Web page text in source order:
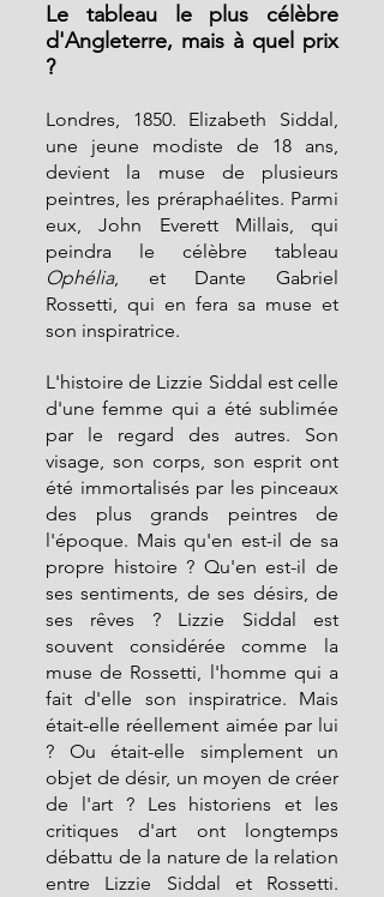
Le tableau le plus célèbre
d'Angleterre, mais à quel prix
?
Londres, 1850. Elizabeth Siddal,
une jeune modiste de 18 ans,
devient la muse de plusieurs
peintres, les préraphaélites. Parmi
eux, John Everett Millais, qui
Ophélia, et Dante Gabriel
Rossetti, qui en fera sa muse et
son inspiratrice.
L'histoire de Lizzie Siddal est celle
d'une femme qui a été sublimée
par le regard des autres. Son
visage, son corps, son esprit ont
été immortalisés par les pinceaux
des plus grands peintres de
l'époque. Mais qu'en est-il de sa
propre histoire ? Qu'en est-il de
ses sentiments, de ses désirs, de
ses rêves ? Lizzie Siddal est
souvent considérée comme la
muse de Rossetti, l'homme qui a
fait d'elle son inspiratrice. Mais
était-elle réellement aimée par lui
? Ou était-elle simplement un
objet de désir, un moyen de créer
de l'art ? Les historiens et les
critiques d'art ont longtemps
débattu de la nature de la relation
entre Lizzie Siddal et Rossetti.